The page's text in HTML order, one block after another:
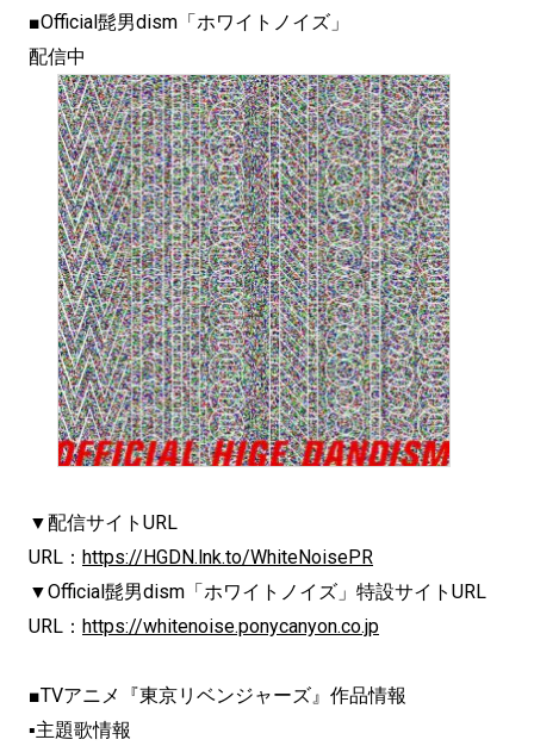
■Official髭男dism「ホワイトノイズ」
配信中
▼配信サイトURL
URL： https://HGDN.lnk.to/WhiteNoisePR
▼Official髭男dism「ホワイトノイズ」特設サイトURL
URL： https://whitenoise.ponycanyon.co.jp
■TVアニメ『東京リベンジャーズ』作品情報
▪主題歌情報